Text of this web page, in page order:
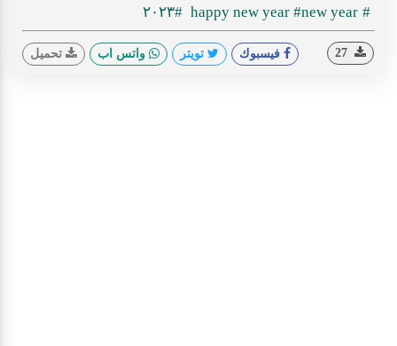
#happy new year
#new year #٢٠٢٣
فيسبوك تويتر واتس اب تحميل